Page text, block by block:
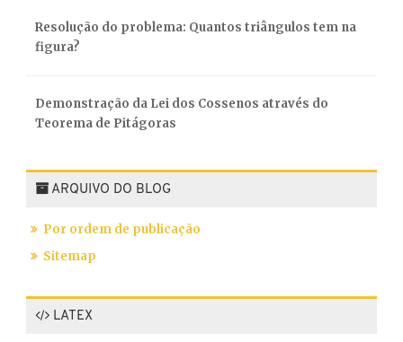
Resolução do problema: Quantos triângulos tem na
figura?
Demonstração da Lei dos Cossenos através do
Teorema de Pitágoras
ARQUIVO DO BLOG
Por ordem de publicação
Sitemap
LATEX